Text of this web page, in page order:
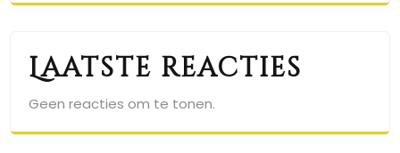
Laatste reacties
Geen reacties om te tonen.